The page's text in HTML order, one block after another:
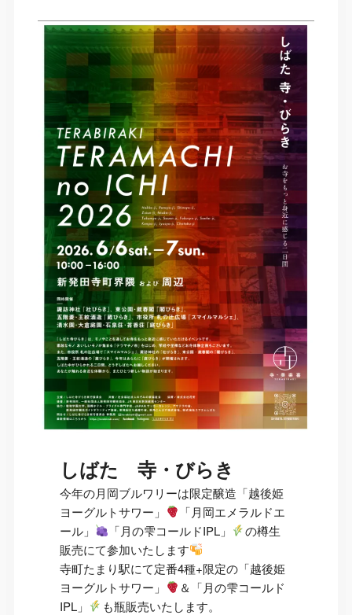
しばた 寺・びらき
今年の月岡ブルワリーは限定醸造「越後姫
ヨーグルトサワー」
「月岡エメラルドエ
ール」
「月の雫コールドIPL」
の樽生
販売にて参加いたします
寺町たまり駅にて定番4種+限定の「越後姫
ヨーグルトサワー」
＆「月の雫コールド
IPL」
も瓶販売いたします。